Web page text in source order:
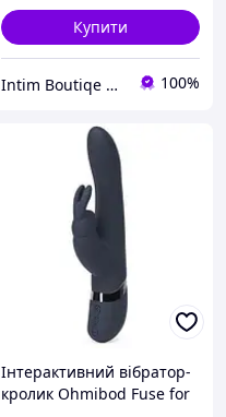
Купити
Intim Boutiqe 777Shop 100%
Інтерактивний вібратор-
кролик Ohmibod Fuse for